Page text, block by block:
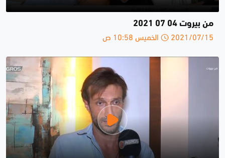
من بيروت 04 07 2021
2021/07/15 الخميس 10:58 ص